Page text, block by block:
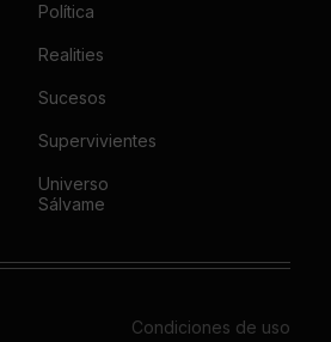
Política
Realities
Sucesos
Supervivientes
Universo
Sálvame
Condiciones de uso